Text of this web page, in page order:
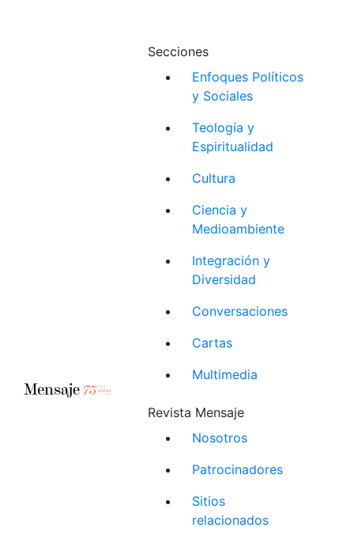
Secciones
Enfoques Políticos
y Sociales
Teología y
Espiritualidad
Cultura
Ciencia y
Medioambiente
Integración y
Diversidad
Conversaciones
Cartas
Multimedia
Revista Mensaje
Nosotros
Patrocinadores
Sitios
relacionados